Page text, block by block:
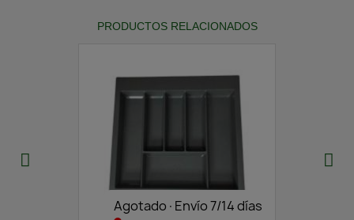
PRODUCTOS RELACIONADOS
Agotado·Envío 7/14 días